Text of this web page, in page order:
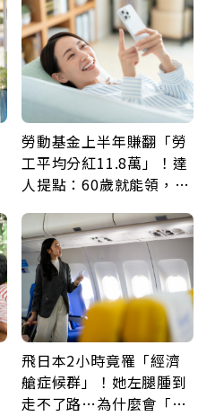
勞動基金上半年賺翻「勞
工平均分紅11.8萬」！達
人提點：60歲就能領，重
飛日本2小時竟罹「經濟
艙症候群」！她左腿腫到
走不了路…為什麼會「靜